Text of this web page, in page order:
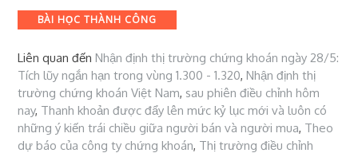
Categories
BÀI HỌC THÀNH CÔNG
Liên quan đếnNhận định thị trường chứng khoán ngày 28/5:
Tích lũy ngắn hạn trong vùng 1.300 - 1.320,Nhận định thị
trường chứng khoán Việt Nam, sau phiên điều chỉnh hôm
nay, Thanh khoản được đẩy lên mức kỷ lục mới và luôn có
những ý kiến trái chiều giữa người bán và người mua, Theo
dự báo của công ty chứng khoán, Thị trường điều chỉnh